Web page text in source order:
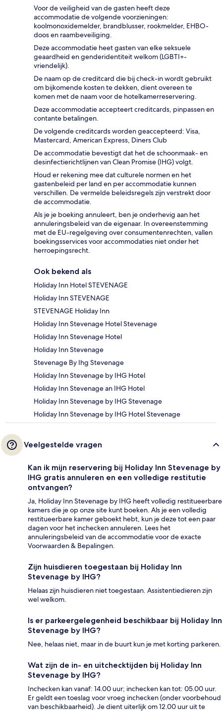
Voor de veiligheid van de gasten heeft deze
accommodatie de volgende voorzieningen:
koolmonoxidemelder, brandblusser, rookmelder, EHBO-
doos en raambeveiliging.
Deze accommodatie heet gasten van elke seksuele
geaardheid en genderidentiteit welkom (LGBTI+-
vriendelijk).
De naam op de creditcard die bij check-in wordt gebruikt
om bijkomende kosten te dekken, dient overeen te
komen met de naam voor de hotelkamerreservering.
Deze accommodatie accepteert creditcards, pinpassen en
contante betalingen.
De volgende creditcards worden geaccepteerd: Visa,
Mastercard, American Express, Diners Club
De accommodatie bevestigt dat het de schoonmaak- en
desinfectierichtlijnen van Clean Promise (IHG) volgt.
Houd er rekening mee dat culturele normen en het
gastenbeleid per land en per accommodatie kunnen
verschillen. De vermelde beleidsregels zijn verstrekt door
de accommodatie.
Als je je boeking annuleert, ben je onderhevig aan het
annuleringsbeleid van de eigenaar. In overeenstemming
met de EU-regelgeving over consumentenrechten, vallen
boekingsservices voor accommodaties niet onder het
herroepingsrecht.
Ook bekend als
Holiday Inn Hotel STEVENAGE
Holiday Inn STEVENAGE
STEVENAGE Holiday Inn
Holiday Inn Stevenage Hotel Stevenage
Holiday Inn Stevenage Hotel
Holiday Inn Stevenage
Stevenage By Ihg Stevenage
Holiday Inn Stevenage by IHG Hotel
Holiday Inn Stevenage an IHG Hotel
Holiday Inn Stevenage by IHG Stevenage
Holiday Inn Stevenage by IHG Hotel Stevenage
Veelgestelde vragen
Kan ik mijn reservering bij Holiday Inn Stevenage by
IHG gratis annuleren en een volledige restitutie
ontvangen?
Ja, Holiday Inn Stevenage by IHG heeft volledig restitueerbare
kamers die je op onze site kunt boeken. Als je een volledig
restitueerbare kamer geboekt hebt, kun je deze tot een paar
dagen voor het inchecken annuleren. Lees het
annuleringsbeleid van de accommodatie voor de exacte
Voorwaarden & Bepalingen.
Zijn huisdieren toegestaan bij Holiday Inn
Stevenage by IHG?
Helaas zijn huisdieren niet toegestaan. Assistentiedieren zijn
wel welkom.
Is er parkeergelegenheid beschikbaar bij Holiday Inn
Stevenage by IHG?
Nee, helaas niet, maar in de buurt kun je met korting parkeren.
Wat zijn de in- en uitchecktijden bij Holiday Inn
Stevenage by IHG?
Inchecken kan vanaf: 14.00 uur; inchecken kan tot: 05.00 uur.
Er geldt een toeslag voor vroeg inchecken (onder voorbehoud
van beschikbaarheid). Je dient uiterlijk om 12.00 uur uit te